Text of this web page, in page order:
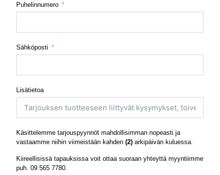
Puhelinnumero
Sähköposti
Lisätietoa
Käsittelemme tarjouspyynnöt mahdollisimman nopeasti ja
vastaamme niihin viimeistään kahden (2) arkipäivän kuluessa.
Kiireellisissä tapauksissa voit ottaa suoraan yhteyttä myyntiimme
puh. 09 565 7780